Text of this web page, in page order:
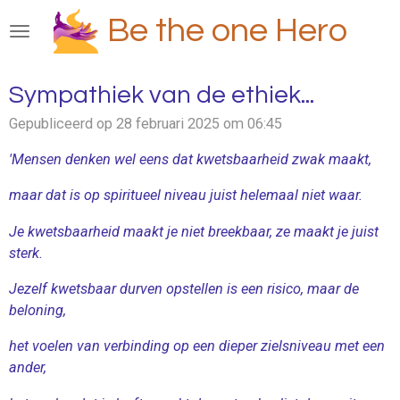
direct
de
hoofdinhoud
Be the one Hero
Sympathiek van de ethiek...
Gepubliceerd op 28 februari 2025 om 06:45
'Mensen denken wel eens dat kwetsbaarheid zwak maakt,
maar dat is op spiritueel niveau juist helemaal niet waar.
Je kwetsbaarheid maakt je niet breekbaar, ze maakt je juist
sterk.
Jezelf kwetsbaar durven opstellen is een risico, maar de
beloning,
het voelen van verbinding op een dieper zielsniveau met een
ander,